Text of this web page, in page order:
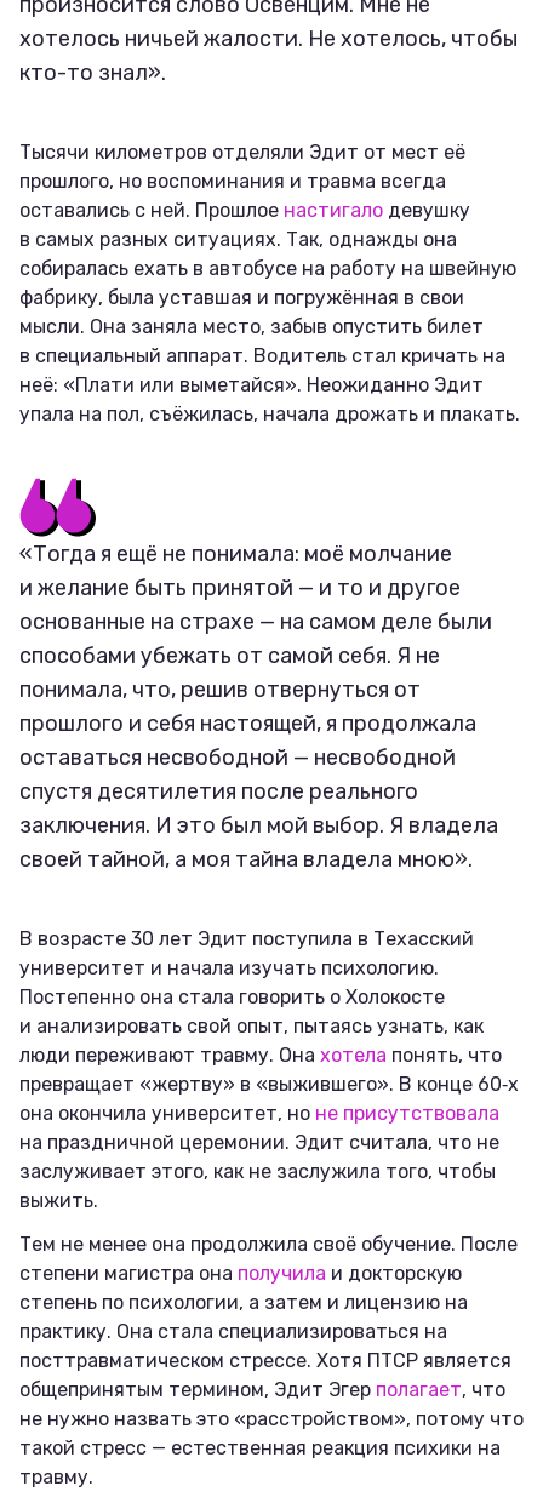
хотелось ничьей жалости. Не хотелось, чтобы
кто-то знал».
Тысячи километров отделяли Эдит от мест её
прошлого, но воспоминания и травма всегда
оставались с ней. Прошлое настигало девушку
в самых разных ситуациях. Так, однажды она
собиралась ехать в автобусе на работу на швейную
фабрику, была уставшая и погружённая в свои
мысли. Она заняла место, забыв опустить билет
в специальный аппарат. Водитель стал кричать на
неё: «Плати или выметайся». Неожиданно Эдит
упала на пол, съёжилась, начала дрожать и плакать.
«Тогда я ещё не понимала: моё молчание
и желание быть принятой — и то и другое
основанные на страхе — на самом деле были
способами убежать от самой себя. Я не
понимала, что, решив отвернуться от
прошлого и себя настоящей, я продолжала
оставаться несвободной — несвободной
спустя десятилетия после реального
заключения. И это был мой выбор. Я владела
своей тайной, а моя тайна владела мною».
В возрасте 30 лет Эдит поступила в Техасский
университет и начала изучать психологию.
Постепенно она стала говорить о Холокосте
и анализировать свой опыт, пытаясь узнать, как
люди переживают травму. Она хотела понять, что
превращает «жертву» в «выжившего». В конце 60‑х
она окончила университет, но не присутствовала
на праздничной церемонии. Эдит считала, что не
заслуживает этого, как не заслужила того, чтобы
выжить.
Тем не менее она продолжила своё обучение. После
степени магистра она получила и докторскую
степень по психологии, а затем и лицензию на
практику. Она стала специализироваться на
посттравматическом стрессе. Хотя ПТСР является
общепринятым термином, Эдит Эгер полагает, что
не нужно назвать это «расстройством», потому что
такой стресс — естественная реакция психики на
травму.